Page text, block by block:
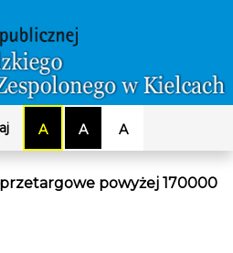
A A A
przetargowe powyżej 170000